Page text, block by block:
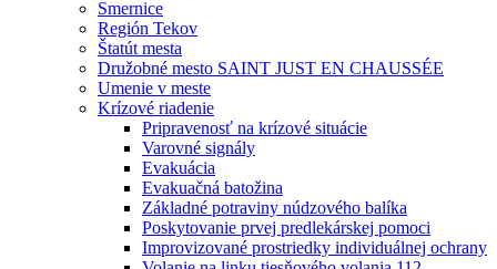
Smernice
Región Tekov
Štatút mesta
Družobné mesto SAINT JUST EN CHAUSSÉE
Umenie v meste
Krízové riadenie
Pripravenosť na krízové situácie
Varovné signály
Evakuácia
Evakuačná batožina
Základné potraviny núdzového balíka
Poskytovanie prvej predlekárskej pomoci
Improvizované prostriedky individuálnej ochrany